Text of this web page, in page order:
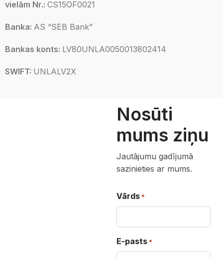
vielām Nr.:CS15OF0021
Banka: AS “SEB Bank”
Bankas konts: LV80UNLA0050013802414
SWIFT: UNLALV2X
Nosūti
mums ziņu
Jautājumu gadījumā
sazinieties ar mums.
Vārds *
E-pasts *